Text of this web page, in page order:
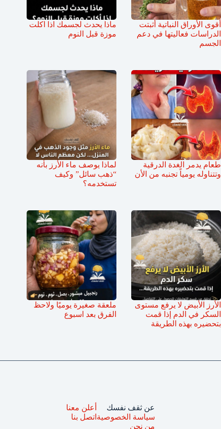
أقوى الأوراق النباتية أثبتت
الدراسات فعاليتها في دعم
الجسم
ماذا يحدث لجسمك اذا اكلت
موزة قبل النوم
طعام يدمر الغدة الدرقية
وتتناوله يومياً تجنبه من الأن
لماذا يوصف ماء الأرز بأنه
“ذهب سائل” وكيف
تستخدمه؟
الأرز الأبيض لا يرفع مستوى
السكر في الدم إذا قمت
بتحضيره بهذه الطريقة
ملعقة صغيرة يوميًا ولاحظ
الفرق بعد اسبوع
عن ثقف نفسك
سياسة الخصوصية
من نحن
أعلن معنا
اتصل بنا